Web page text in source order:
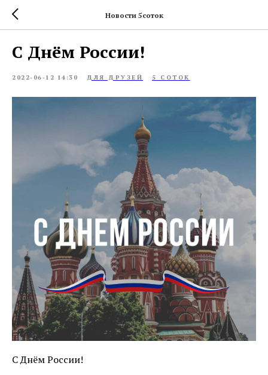
Новости 5соток
С Днём России!
2022-06-12 14:30 ДЛЯ ДРУЗЕЙ 5 СОТОК
С Днём России!